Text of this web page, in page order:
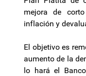
mejora de
inflación y
El objetivo es
aumento de la
lo hará el